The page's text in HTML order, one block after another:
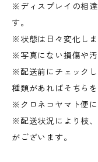
※ディスプレイの相
す。
※状態は日々変化しま
※写真にない損傷や汚
※配送前にチェック
種類があればそちら
※クロネコヤマト便に
※配送状況により枝
がございます。